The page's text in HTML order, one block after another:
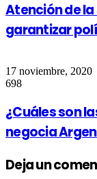
Atención de
garantizar
17 noviembre, 2020
698
¿Cuáles son
negocia
Deja un